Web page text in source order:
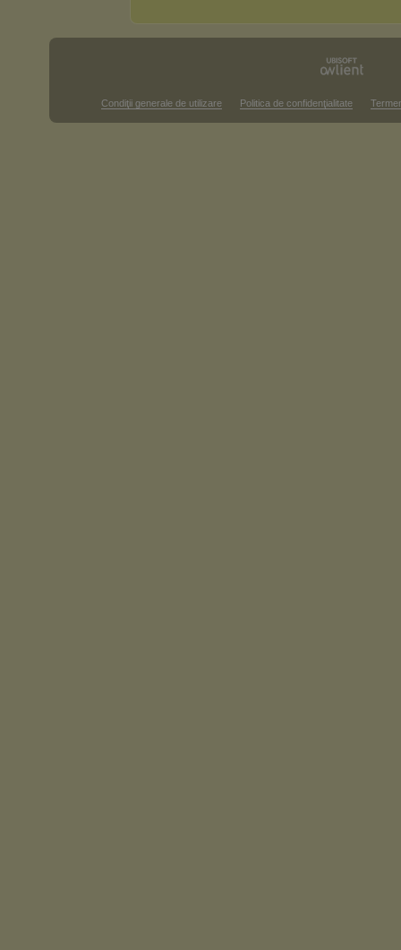
Condiţii generale de utilizare Politica de confidenţialitate